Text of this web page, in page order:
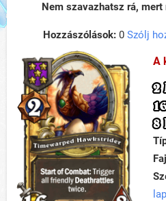
Nem szavazhatsz rá,
Hozzászólások:0 Szólj
A
2
8